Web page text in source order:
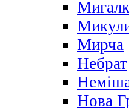
Мирча
Небрат
Нова